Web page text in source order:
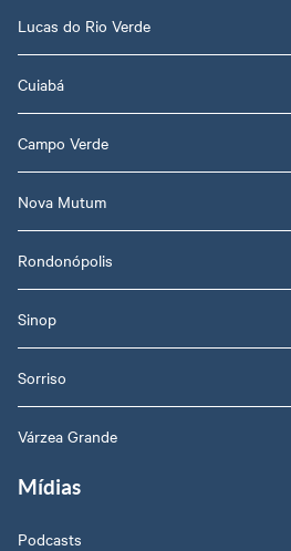
Lucas do Rio Verde
Cuiabá
Campo Verde
Nova Mutum
Rondonópolis
Sinop
Sorriso
Várzea Grande
Mídias
Podcasts